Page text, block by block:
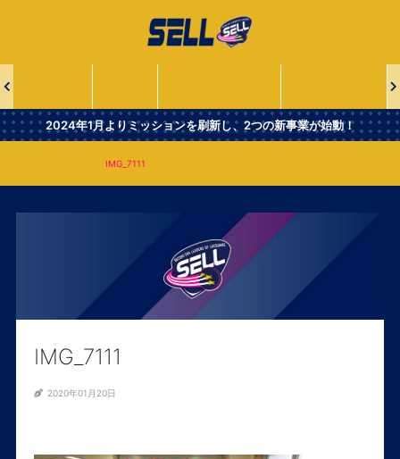
団
法
Second
Era
2024年1月よりミッションを刷新し、2つの新事業が始動！
IMG_7111
IMG_7111
2020年01月20日